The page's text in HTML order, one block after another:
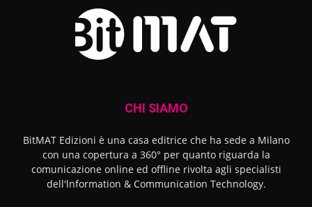
CHI SIAMO
BitMAT Edizioni è una casa editrice che ha sede a Milano
con una copertura a 360° per quanto riguarda la
comunicazione online ed offline rivolta agli specialisti
dell'lnformation & Communication Technology.